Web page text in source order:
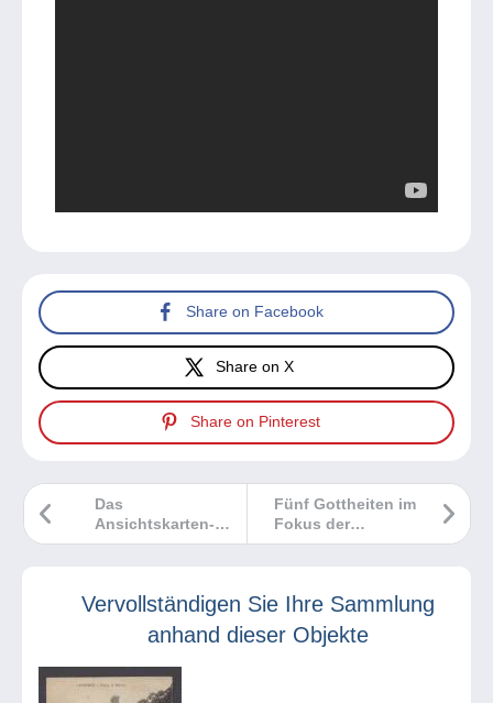
Share on Facebook
Share on X
Share on Pinterest
Fünf Gottheiten im
Fokus der
Philatelie
Das
Ansichtskarten-
Marktbarometer
Vervollständigen Sie Ihre Sammlung
anhand dieser Objekte